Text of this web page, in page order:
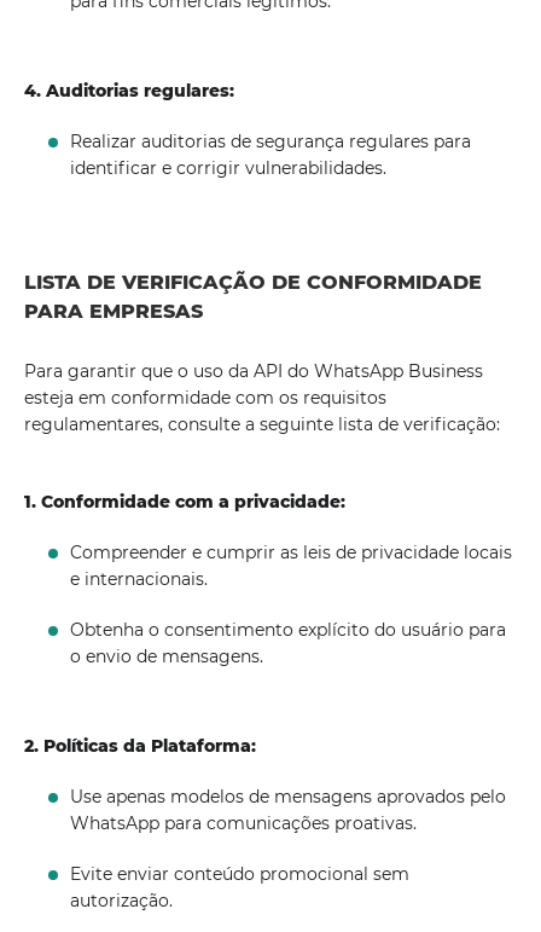
4. Auditorias regulares:
Realizar auditorias de segurança regulares para
identificar e corrigir vulnerabilidades.
LISTA DE VERIFICAÇÃO DE CONFORMIDADE
PARA EMPRESAS
Para garantir que o uso da API do WhatsApp Business
esteja em conformidade com os requisitos
regulamentares, consulte a seguinte lista de verificação:
1. Conformidade com a privacidade:
Compreender e cumprir as leis de privacidade locais
e internacionais.
Obtenha o consentimento explícito do usuário para
o envio de mensagens.
2. Políticas da Plataforma:
Use apenas modelos de mensagens aprovados pelo
WhatsApp para comunicações proativas.
Evite enviar conteúdo promocional sem
autorização.